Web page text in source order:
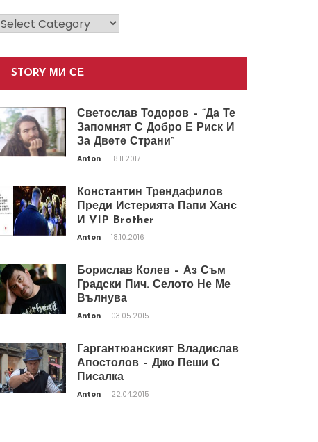
Категории
STORY МИ СЕ
Светослав Тодоров – “Да Те
Запомнят С Добро Е Риск И
За Двете Страни”
Anton 18.11.2017
Константин Трендафилов
Преди Истерията Папи Ханс
И VIP Brother
Anton 18.10.2016
Борислав Колев – Аз Съм
Градски Пич. Селото Не Ме
Вълнува
Anton 03.05.2015
Гаргантюанският Владислав
Апостолов – Джо Пеши С
Писалка
Anton 22.04.2015